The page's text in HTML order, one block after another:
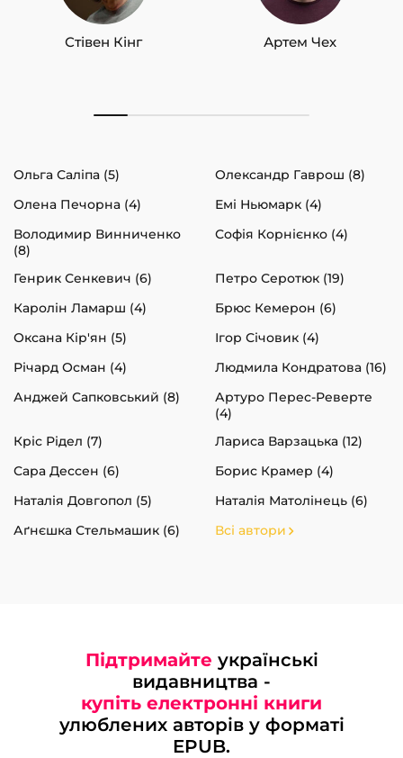
Стівен Кінг Артем Чех
Ольга Саліпа (5)
Олександр Гаврош (8)
Олена Печорна (4)
Емі Ньюмарк (4)
Володимир Винниченко
(8)
Софія Корнієнко (4)
Генрик Сенкевич (6)
Петро Серотюк (19)
Каролін Ламарш (4)
Брюс Кемерон (6)
Оксана Кір'ян (5)
Ігор Січовик (4)
Річард Осман (4)
Людмила Кондратова (16)
Анджей Сапковський (8)
Артуро Перес-Реверте
(4)
Кріс Рідел (7)
Лариса Варзацька (12)
Сара Дессен (6)
Борис Крамер (4)
Наталія Довгопол (5)
Наталія Матолінець (6)
Аґнєшка Стельмашик (6)
Всі автори
Підтримайте українські
видавництва -
купіть електронні книги
улюблених авторів у форматі
EPUB.